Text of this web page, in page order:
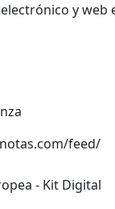
y web
feed/